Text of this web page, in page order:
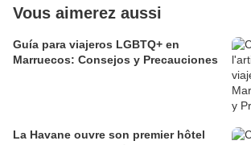
Vous aimerez aussi
Guía para viajeros LGBTQ+ en
Marruecos: Consejos y Precauciones
La Havane ouvre son premier hôtel